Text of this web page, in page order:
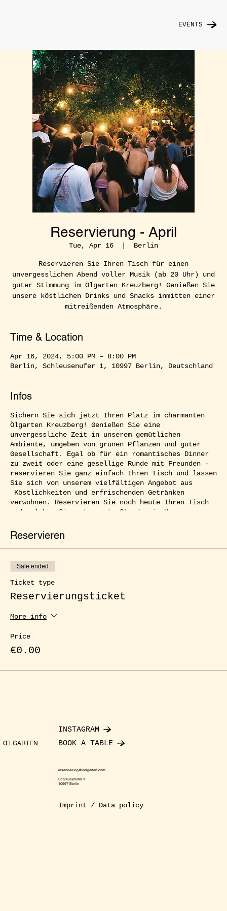
EVENTS
Reservierung - April
Tue, Apr 16
  |
Berlin
Reservieren Sie Ihren Tisch für einen
unvergesslichen Abend voller Musik (ab 20 Uhr) und
guter Stimmung im Ölgarten Kreuzberg! Genießen Sie
unsere köstlichen Drinks und Snacks inmitten einer
mitreißenden Atmosphäre.
Time & Location
Apr 16, 2024, 5:00 PM – 8:00 PM
Berlin, Schleusenufer 1, 10997 Berlin, Deutschland
Infos
Sichern Sie sich jetzt Ihren Platz im charmanten
Ölgarten Kreuzberg! Genießen Sie eine
unvergessliche Zeit in unserem gemütlichen
Ambiente, umgeben von grünen Pflanzen und guter
Gesellschaft. Egal ob für ein romantisches Dinner
zu zweit oder eine gesellige Runde mit Freunden -
reservieren Sie ganz einfach Ihren Tisch und lassen
Sie sich von unserem vielfältigen Angebot aus
Köstlichkeiten und erfrischenden Getränken
verwöhnen. Reservieren Sie noch heute Ihren Tisch
und erleben Sie entspannte Stunden im Herzen von
Reservieren
Sale ended
Ticket type
Reservierungsticket
More info
Price
€0.00
ŒLGARTEN
INSTAGRAM
BOOK A TABLE
reservierung@oelgarten.com
Schleusenufer 1
10997 Berlin
Imprint / Data policy